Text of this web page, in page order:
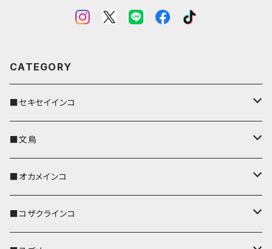
CATEGORY
■セキセイインコ
キーカバー
キーホルダー
パスケース
■文鳥
キーカバー
キーホルダー
■オカメインコ
キーカバー
■コザクラインコ